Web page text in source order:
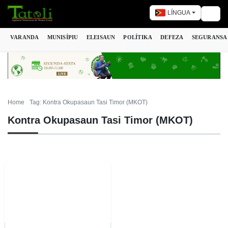
LÍNGUA
VARANDA MUNISÍPIU ELEISAUN POLÍTIKA DEFEZA SEGURANSA
Home Tag: Kontra Okupasaun Tasi Timor (MKOT)
Kontra Okupasaun Tasi Timor (MKOT)